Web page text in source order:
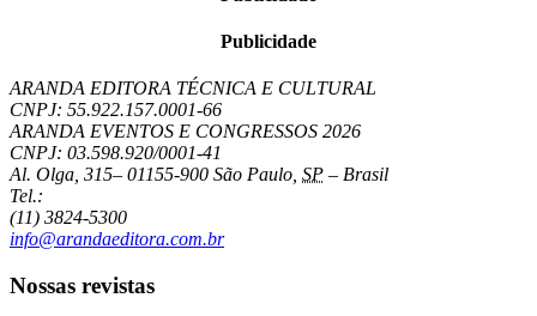
Publicidade
ARANDA EDITORA TÉCNICA E CULTURAL
CNPJ: 55.922.157.0001-66
ARANDA EVENTOS E CONGRESSOS 2026
CNPJ: 03.598.920/0001-41
Al. Olga, 315– 01155-900 São Paulo SP – Brasil
Tel.:
(11) 3824-5300
info@arandaeditora.com.br
Nossas revistas